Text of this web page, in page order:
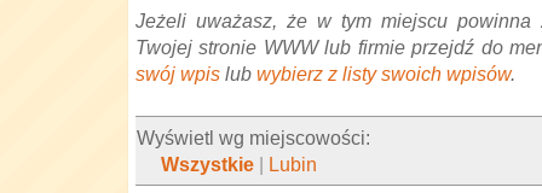
Jeżeli uważasz, że w tym miejscu powinna
Twojej stronie WWW lub firmie przejdź do
swój wpis lub wybierz z listy swoich wpisów.
Wyświetl wg miejscowości:
Wszystkie | Lubin